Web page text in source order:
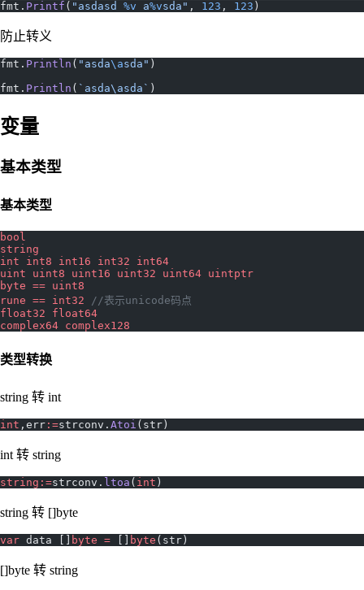
fmt. Printf ( "asdasd %v a%vsda" , 123 , 123 )
防止转义
fmt. Println ( "asda\asda" )
fmt. Println ( `asda\asda` )
变量
基本类型
基本类型
bool
string
int int8 int16 int32 int64
uint uint8 uint16 uint32 uint64 uintptr
byte == uint8
rune == int32 //表示unicode码点
float32 float64
complex64 complex128
类型转换
string 转 int
int ,err :=strconv. Atoi (str)
int 转 string
string :=strconv. ltoa ( int )
string 转 []byte
var data [] byte = [] byte (str)
[]byte 转 string